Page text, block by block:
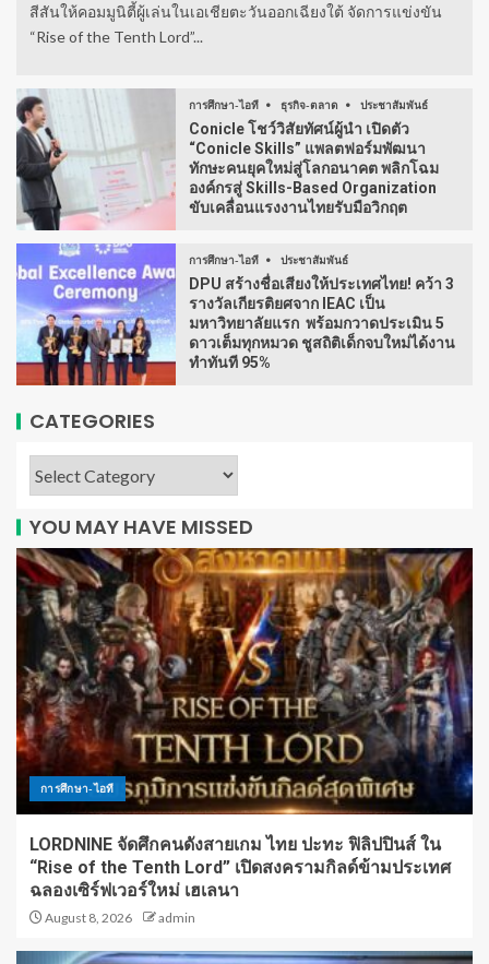
สีสันให้คอมมูนิตี้ผู้เล่นในเอเชียตะวันออกเฉียงใต้ จัดการแข่งขัน
“Rise of the Tenth Lord”...
การศึกษา-ไอที ธุรกิจ-ตลาด ประชาสัมพันธ์
Conicle โชว์วิสัยทัศน์ผู้นำ เปิดตัว
“Conicle Skills” แพลตฟอร์มพัฒนา
ทักษะคนยุคใหม่สู่โลกอนาคต พลิกโฉม
องค์กรสู่ Skills-Based Organization
ขับเคลื่อนแรงงานไทยรับมือวิกฤต
การศึกษา-ไอที ประชาสัมพันธ์
DPU สร้างชื่อเสียงให้ประเทศไทย! คว้า 3
รางวัลเกียรติยศจาก IEAC เป็น
มหาวิทยาลัยแรก พร้อมกวาดประเมิน 5
ดาวเต็มทุกหมวด ชูสถิติเด็กจบใหม่ได้งาน
ทำทันที 95%
CATEGORIES
YOU MAY HAVE MISSED
การศึกษา-ไอที
LORDNINE จัดศึกคนดังสายเกม ไทย ปะทะ ฟิลิปปินส์ ใน
“Rise of the Tenth Lord” เปิดสงครามกิลด์ข้ามประเทศ
ฉลองเซิร์ฟเวอร์ใหม่ เฮเลนา
August 8, 2026 admin